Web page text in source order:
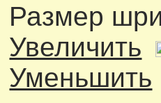
Размер
Увеличить
Уменьшить